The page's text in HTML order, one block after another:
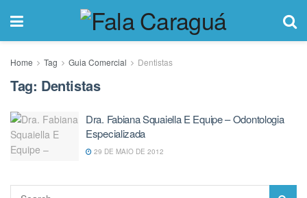
Home Tag Guia Comercial Dentistas
Tag: Dentistas
Dra. Fabiana Squaiella E Equipe – Odontologia
Especializada
29 DE MAIO DE 2012